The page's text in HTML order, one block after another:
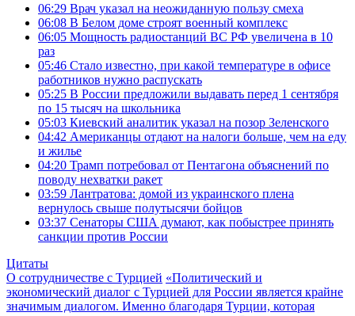
06:29 Врач указал на неожиданную пользу смеха
06:08 В Белом доме строят военный комплекс
06:05 Мощность радиостанций ВС РФ увеличена в 10
раз
05:46 Стало известно, при какой температуре в офисе
работников нужно распускать
05:25 В России предложили выдавать перед 1 сентября
по 15 тысяч на школьника
05:03 Киевский аналитик указал на позор Зеленского
04:42 Американцы отдают на налоги больше, чем на еду
и жилье
04:20 Трамп потребовал от Пентагона объяснений по
поводу нехватки ракет
03:59 Лантратова: домой из украинского плена
вернулось свыше полутысячи бойцов
03:37 Сенаторы США думают, как побыстрее принять
санкции против России
Цитаты
О сотрудничестве с Турцией «Политический и
экономический диалог с Турцией для России является крайне
значимым диалогом. Именно благодаря Турции, которая